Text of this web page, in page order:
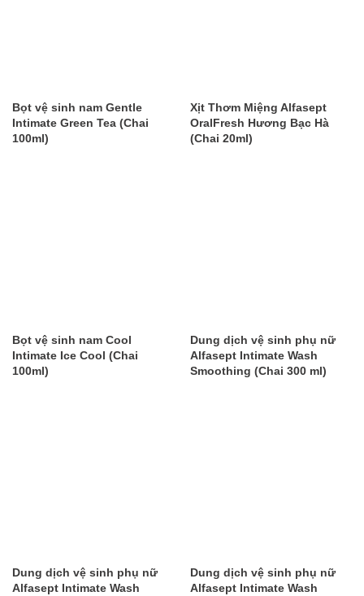
Bọt vệ sinh nam Gentle
Intimate Green Tea (Chai
100ml)
Xịt Thơm Miệng Alfasept
OralFresh Hương Bạc Hà
(Chai 20ml)
Bọt vệ sinh nam Cool
Intimate Ice Cool (Chai
100ml)
Dung dịch vệ sinh phụ nữ
Alfasept Intimate Wash
Smoothing (Chai 300 ml)
​Dung dịch vệ sinh phụ nữ
Alfasept Intimate Wash
Dung dịch vệ sinh phụ nữ
Alfasept Intimate Wash